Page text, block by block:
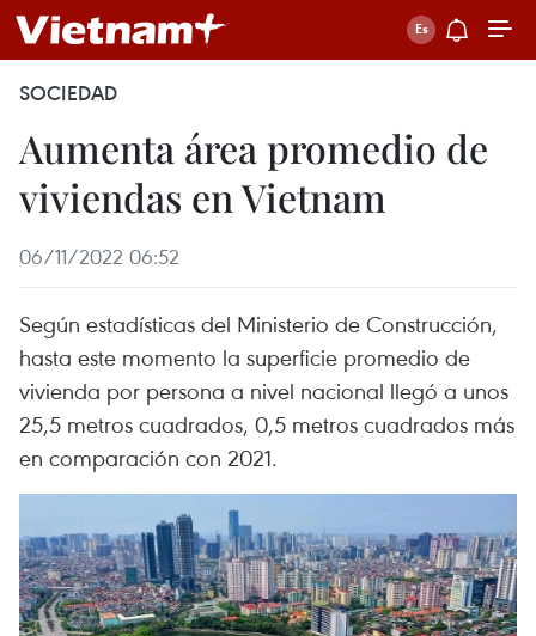
SOCIEDAD
Aumenta área promedio de
viviendas en Vietnam
06/11/2022 06:52
Según estadísticas del Ministerio de Construcción,
hasta este momento la superficie promedio de
vivienda por persona a nivel nacional llegó a unos
25,5 metros cuadrados, 0,5 metros cuadrados más
en comparación con 2021.